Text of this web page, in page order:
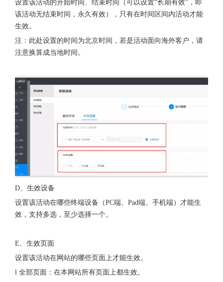
设置该活动的开始时间、结束时间（可以设置“长期有效”，即
该活动无结束时间，永久有效），只有在时间区间内活动才能
生效。
注：此处设置的时间为北京时间，若是活动面向海外客户，请
注意换算成当地时间。
D、生效设备
设置该活动在哪些终端设备（PC端、Pad端、手机端）才能生
效，支持多选，至少选择一个。
E、生效页面
设置该活动在网站的哪些页面上才能生效。
l 全部页面：在本网站所有页面上都生效。